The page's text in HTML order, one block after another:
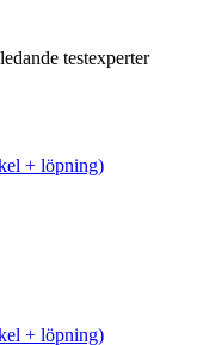
testexperter
+ löpning)
+ löpning)